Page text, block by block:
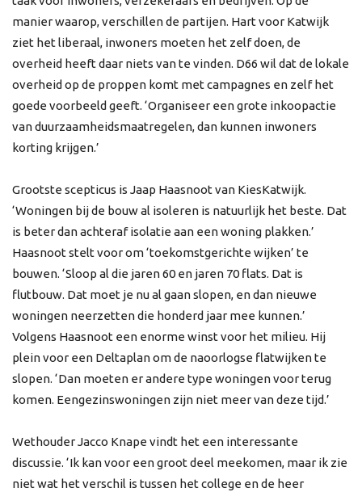
manier waarop, verschillen de partijen. Hart voor Katwijk
ziet het liberaal, inwoners moeten het zelf doen, de
overheid heeft daar niets van te vinden. D66 wil dat de lokale
overheid op de proppen komt met campagnes en zelf het
goede voorbeeld geeft. ‘Organiseer een grote inkoopactie
van duurzaamheidsmaatregelen, dan kunnen inwoners
korting krijgen.’
Grootste scepticus is Jaap Haasnoot van KiesKatwijk.
‘Woningen bij de bouw al isoleren is natuurlijk het beste. Dat
is beter dan achteraf isolatie aan een woning plakken.’
Haasnoot stelt voor om ‘toekomstgerichte wijken’ te
bouwen. ‘Sloop al die jaren 60 en jaren 70 flats. Dat is
flutbouw. Dat moet je nu al gaan slopen, en dan nieuwe
woningen neerzetten die honderd jaar mee kunnen.’
Volgens Haasnoot een enorme winst voor het milieu. Hij
plein voor een Deltaplan om de naoorlogse flatwijken te
slopen. ‘Dan moeten er andere type woningen voor terug
komen. Eengezinswoningen zijn niet meer van deze tijd.’
Wethouder Jacco Knape vindt het een interessante
discussie. ‘Ik kan voor een groot deel meekomen, maar ik zie
niet wat het verschil is tussen het college en de heer